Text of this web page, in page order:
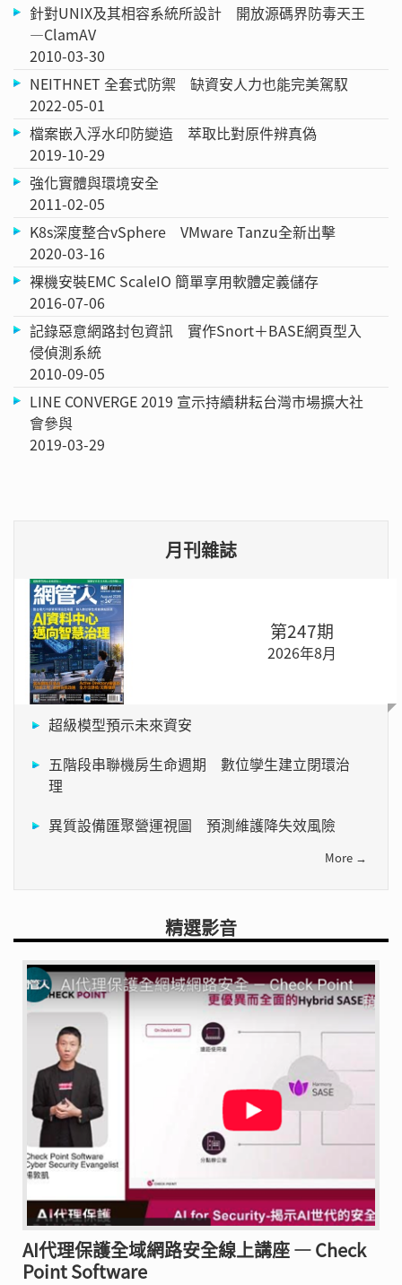
針對UNIX及其相容系統所設計 開放源碼界防毒天王
—ClamAV
2010-03-30
NEITHNET 全套式防禦 缺資安人力也能完美駕馭
2022-05-01
檔案嵌入浮水印防變造 萃取比對原件辨真偽
2019-10-29
強化實體與環境安全
2011-02-05
K8s深度整合vSphere VMware Tanzu全新出擊
2020-03-16
裸機安裝EMC ScaleIO 簡單享用軟體定義儲存
2016-07-06
記錄惡意網路封包資訊 實作Snort＋BASE網頁型入
侵偵測系統
2010-09-05
LINE CONVERGE 2019 宣示持續耕耘台灣市場擴大社
會參與
2019-03-29
月刊雜誌
第247期
2026年8月
超級模型預示未來資安
五階段串聯機房生命週期 數位孿生建立閉環治
理
異質設備匯聚營運視圖 預測維護降失效風險
More →
精選影音
AI代理保護全域網路安全線上講座 — Check
Point Software